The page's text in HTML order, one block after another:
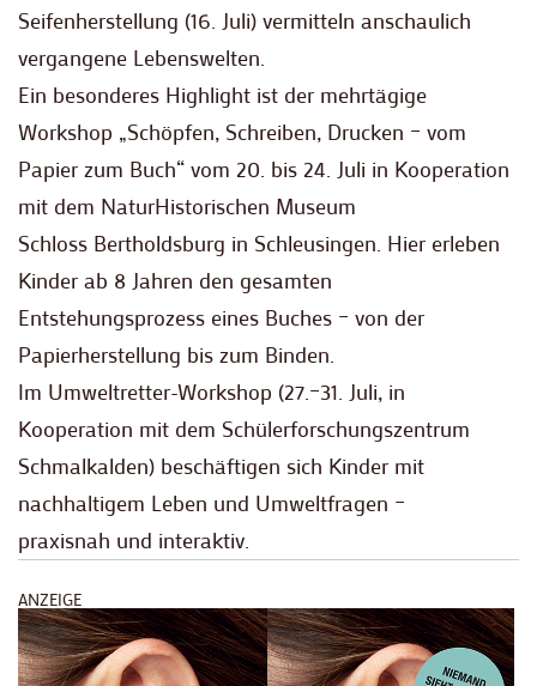
Seifenherstellung (16. Juli) vermitteln anschaulich
vergangene Lebenswelten.
Ein besonderes Highlight ist der mehrtägige
Workshop „Schöpfen, Schreiben, Drucken – vom
Papier zum Buch“ vom 20. bis 24. Juli in Kooperation
mit dem NaturHistorischen Museum
Schloss Bertholdsburg in Schleusingen. Hier erleben
Kinder ab 8 Jahren den gesamten
Entstehungsprozess eines Buches – von der
Papierherstellung bis zum Binden.
Im Umweltretter-Workshop (27.–31. Juli, in
Kooperation mit dem Schülerforschungszentrum
Schmalkalden) beschäftigen sich Kinder mit
nachhaltigem Leben und Umweltfragen –
praxisnah und interaktiv.
ANZEIGE